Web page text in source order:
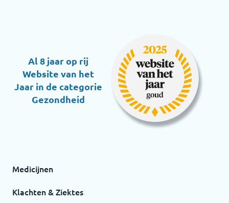
Al 8 jaar op rij
Website van het
Jaar in de categorie
Gezondheid
Medicijnen
Klachten & Ziektes